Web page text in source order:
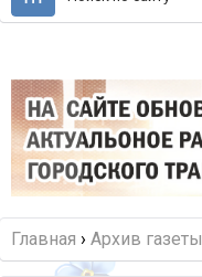
содержанию
Главная › Архив газеты